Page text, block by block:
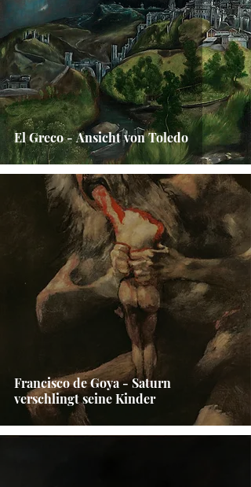
El Greco - Ansicht von Toledo
Francisco de Goya - Saturn
verschlingt seine Kinder